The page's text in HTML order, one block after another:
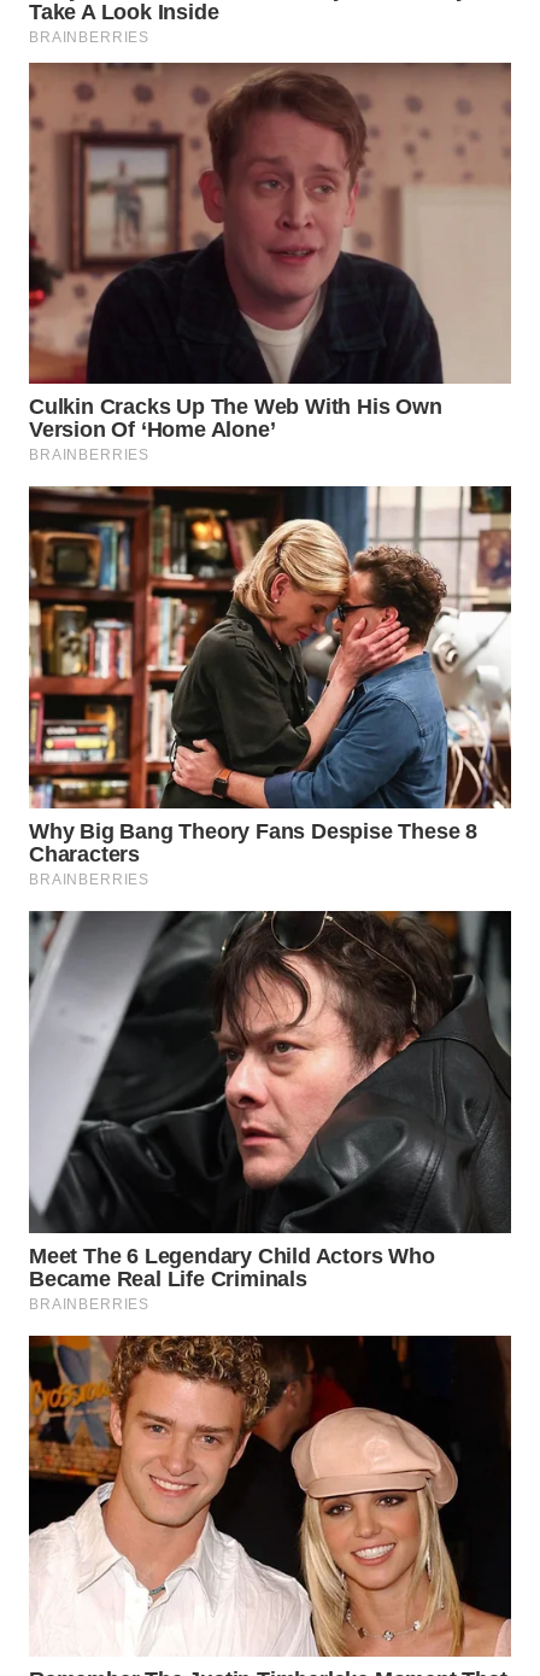
MALUKU
WN
DAIRI
WN
DANAU
TOBA
WN
NIAS
WN
LANGKAT
WN
TAPANULI
SELATAN
WN
TANJUNG
LESUNG
WN
KARO
SIMALUNGUN
LABUHANBATU
WN
TAPANULI
TENGAH
WN DELI
SERDANG
WN
TEBING
TINGGI
WN
PAKPAK
WN
KARAWANG